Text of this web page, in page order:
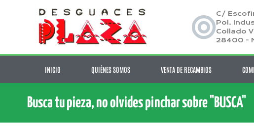
C/
Pol.
Collado
28400 -
INICIO QUIÉNES SOMOS VENTA DE RECAMBIOS
Busca tu pieza, no olvides pinchar sobre "BUSCA"